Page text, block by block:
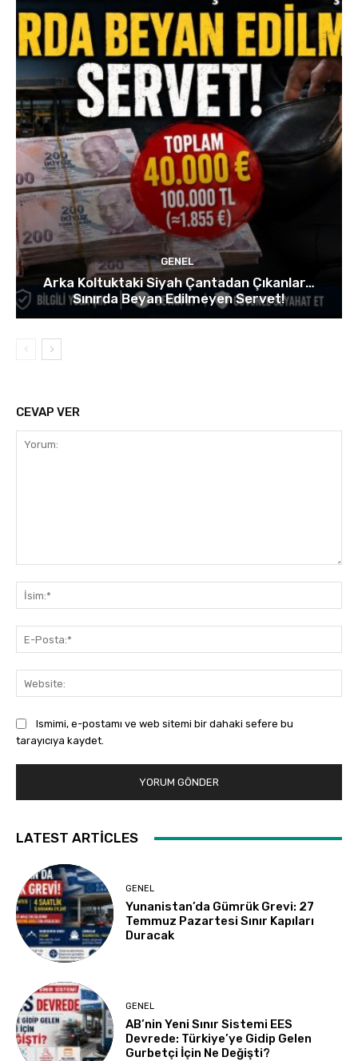
GENEL
Arka Koltuktaki Siyah Çantadan Çıkanlar…
Sınırda Beyan Edilmeyen Servet!
CEVAP VER
Ismimi, e-postamı ve web sitemi bir dahaki sefere bu
tarayıcıya kaydet.
LATEST ARTICLES
GENEL
Yunanistan’da Gümrük Grevi: 27
Temmuz Pazartesi Sınır Kapıları
Duracak
GENEL
AB’nin Yeni Sınır Sistemi EES
Devrede: Türkiye’ye Gidip Gelen
Gurbetçi İçin Ne Değişti?